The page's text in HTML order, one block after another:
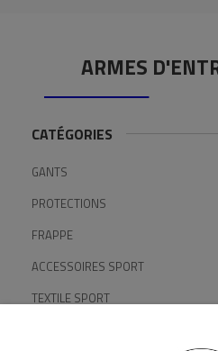
ARMES
CATÉGORIES
GANTS
PROTECTIONS
FRAPPE
ACCESSOIRES SPORT
TEXTILE SPORT